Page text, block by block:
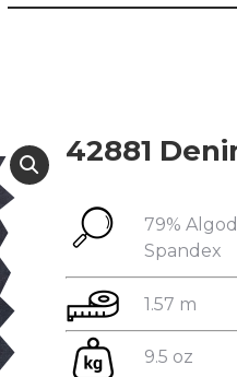
42881
79%
Spandex
1.57 m
9.5 oz